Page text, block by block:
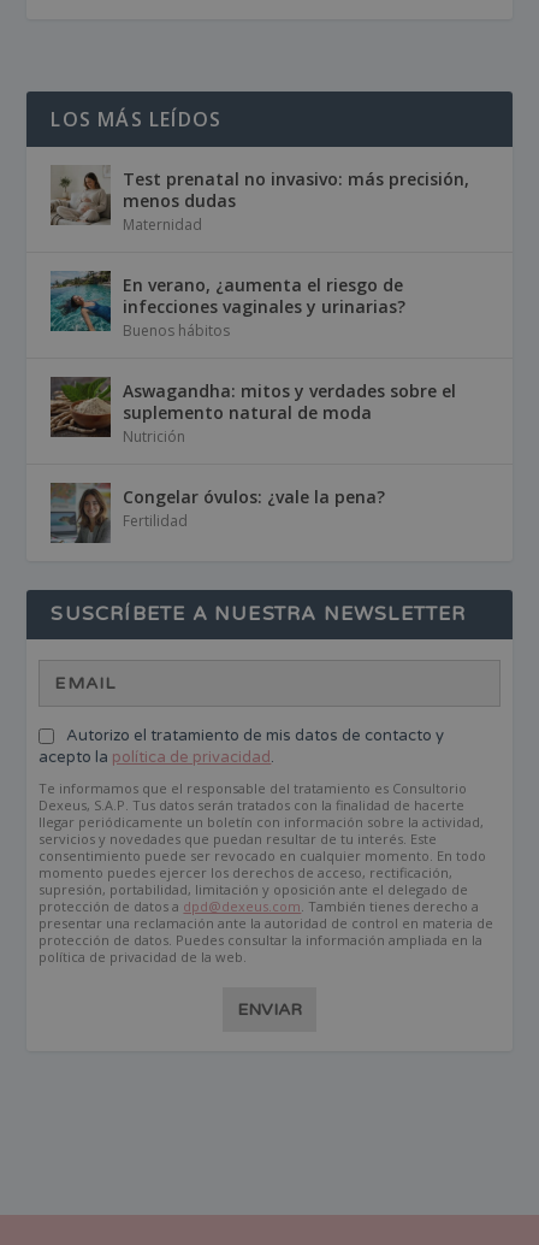
LOS MÁS LEÍDOS
Test prenatal no invasivo: más precisión,
menos dudas
Maternidad
En verano, ¿aumenta el riesgo de
infecciones vaginales y urinarias?
Buenos hábitos
Aswagandha: mitos y verdades sobre el
suplemento natural de moda
Nutrición
Congelar óvulos: ¿vale la pena?
Fertilidad
SUSCRÍBETE A NUESTRA NEWSLETTER
Autorizo el tratamiento de mis datos de contacto y
acepto la política de privacidad.
Te informamos que el responsable del tratamiento es Consultorio
Dexeus, S.A.P. Tus datos serán tratados con la finalidad de hacerte
llegar periódicamente un boletín con información sobre la actividad,
servicios y novedades que puedan resultar de tu interés. Este
consentimiento puede ser revocado en cualquier momento. En todo
momento puedes ejercer los derechos de acceso, rectificación,
supresión, portabilidad, limitación y oposición ante el delegado de
protección de datos a dpd@dexeus.com. También tienes derecho a
presentar una reclamación ante la autoridad de control en materia de
protección de datos. Puedes consultar la información ampliada en la
política de privacidad de la web.
ENVIAR